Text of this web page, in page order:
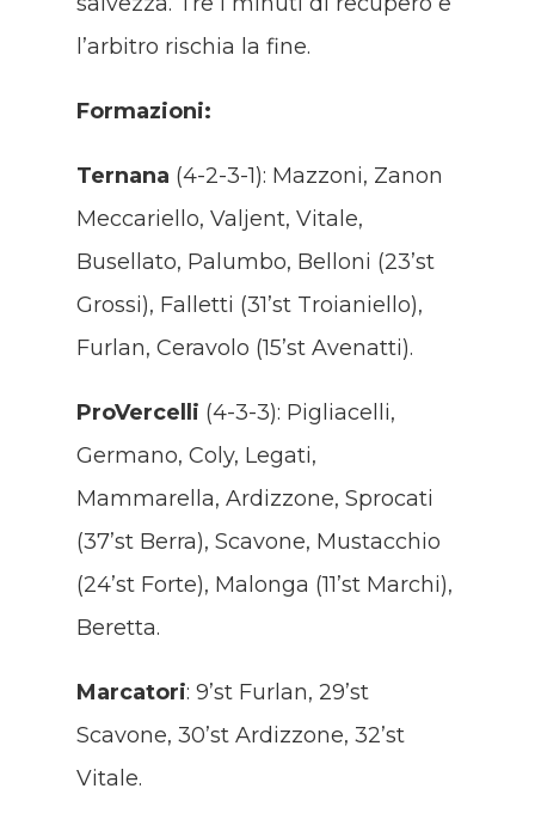
l’arbitro rischia la fine.
Formazioni:
Ternana (4-2-3-1): Mazzoni, Zanon
Meccariello, Valjent, Vitale,
Busellato, Palumbo, Belloni (23’st
Grossi), Falletti (31’st Troianiello),
Furlan, Ceravolo (15’st Avenatti).
ProVercelli (4-3-3): Pigliacelli,
Germano, Coly, Legati,
Mammarella, Ardizzone, Sprocati
(37’st Berra), Scavone, Mustacchio
(24’st Forte), Malonga (11’st Marchi),
Beretta.
Marcatori: 9’st Furlan, 29’st
Scavone, 30’st Ardizzone, 32’st
Vitale.